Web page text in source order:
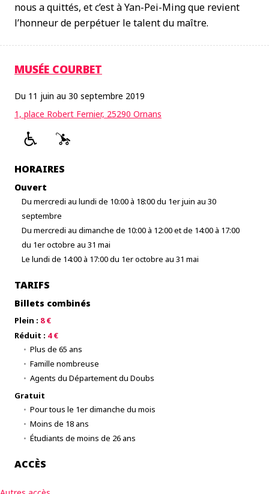
nous a quittés, et c’est à Yan-Pei-Ming que revient
l’honneur de perpétuer le talent du maître.
MUSÉE COURBET
Du 11 juin au 30 septembre 2019
1, place Robert Fernier, 25290 Ornans
HORAIRES
Ouvert
Du mercredi au lundi de 10:00 à 18:00 du 1er juin au 30
septembre
Du mercredi au dimanche de 10:00 à 12:00 et de 14:00 à 17:00
du 1er octobre au 31 mai
Le lundi de 14:00 à 17:00 du 1er octobre au 31 mai
TARIFS
Billets combinés
Plein : 8 €
Réduit : 4 €
Plus de 65 ans
Famille nombreuse
Agents du Département du Doubs
Gratuit
Pour tous le 1er dimanche du mois
Moins de 18 ans
Étudiants de moins de 26 ans
ACCÈS